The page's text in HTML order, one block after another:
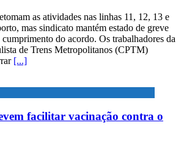
as atividades nas linhas 11, 12, 13 e
mas sindicato mantém estado de greve
do acordo. Os trabalhadores da
de Trens Metropolitanos (CPTM)
[...]
facilitar vacinação contra o